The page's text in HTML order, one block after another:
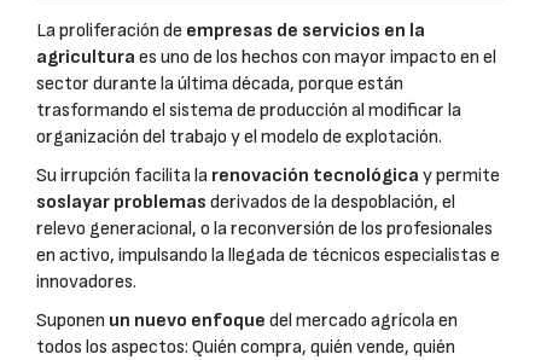
La proliferación de empresas de servicios en la
agricultura es uno de los hechos con mayor impacto en el
sector durante la última década, porque están
trasformando el sistema de producción al modificar la
organización del trabajo y el modelo de explotación.
Su irrupción facilita la renovación tecnológica y permite
soslayar problemas derivados de la despoblación, el
relevo generacional, o la reconversión de los profesionales
en activo, impulsando la llegada de técnicos especialistas e
innovadores.
Suponen un nuevo enfoque del mercado agrícola en
todos los aspectos: Quién compra, quién vende, quién